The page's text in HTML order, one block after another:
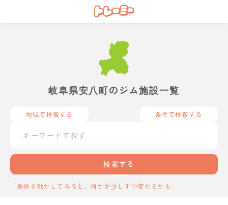
岐阜県安八町のジム施設一覧
地域で検索する 条件で検索する
検索する
「身体を動かしてみると、何かが少しずつ変わるかも」